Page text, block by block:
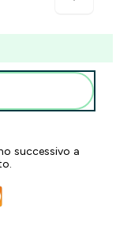
successivo a